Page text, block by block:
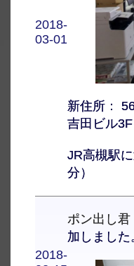
2018-
03-01
新住所：
吉田ビル3F
JR高槻駅
分）
2018-
ポン出し君
加しました